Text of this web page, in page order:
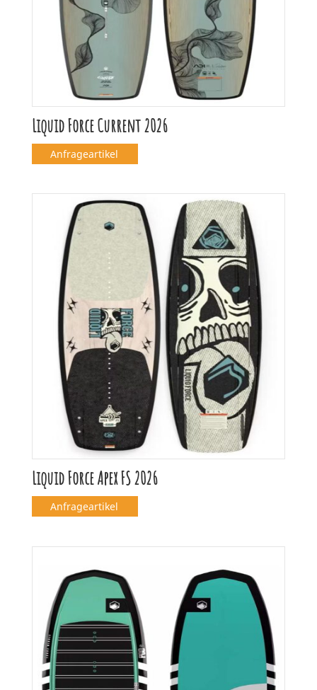
Liquid Force Current 2026
Anfrageartikel
Liquid Force Apex FS 2026
Anfrageartikel